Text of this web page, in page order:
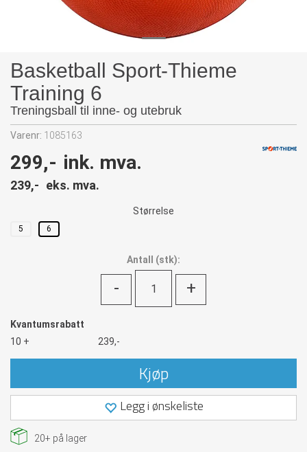
Basketball Sport-Thieme
Training 6
Treningsball til inne- og utebruk
Varenr: 1085163
299,- ink. mva.
239,- eks. mva.
Størrelse
5 6
Antall (stk):
- +
Kvantumsrabatt
10 +
239,-
Kjøp
Legg i ønskeliste
20+ på lager